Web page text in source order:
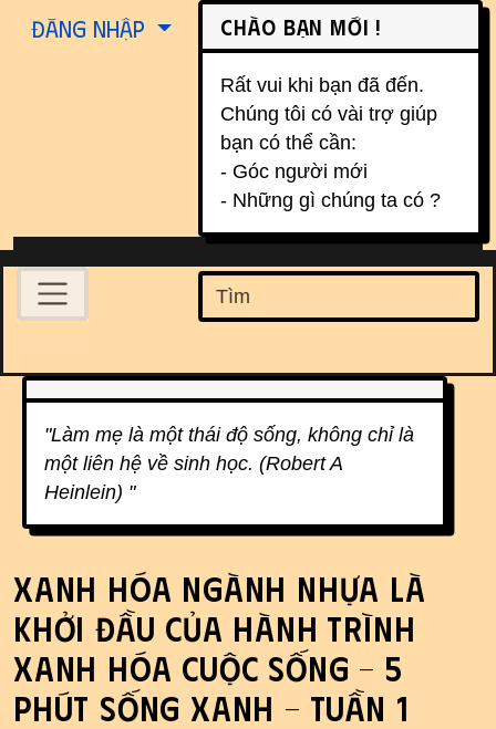
Site identity, navigation, etc.
Đăng nhập Chào bạn mới !
Rất vui khi bạn đã đến.
Chúng tôi có vài trợ giúp
bạn có thể cần:
- Góc người mới
- Những gì chúng ta có ?
Navigation and related
Related content
"Làm mẹ là một thái độ sống, không chỉ là
một liên hệ về sinh học. (Robert A
Heinlein) "
Xanh hóa ngành nhựa là
khởi đầu của hành trình
xanh hóa cuộc sống - 5
Phút Sống Xanh - Tuần 1